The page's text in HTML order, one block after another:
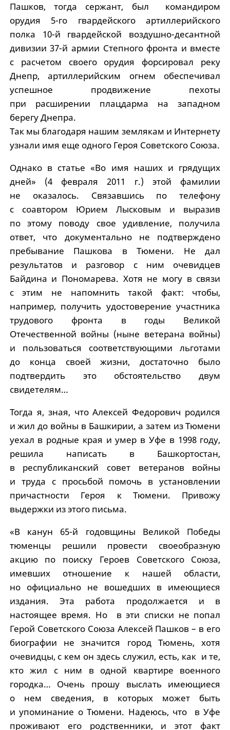
Пашков, тогда сержант, был командиром
орудия 5-го гвардейского артиллерийского
полка 10-й гвардейской воздушно-десантной
дивизии 37-й армии Степного фронта и вместе
с расчетом своего орудия форсировал реку
Днепр, артиллерийским огнем обеспечивал
успешное продвижение пехоты
при расширении плацдарма на западном
берегу Днепра.
Так мы благодаря нашим землякам и Интернету
узнали имя еще одного Героя Советского Союза.
Однако в статье «Во имя наших и грядущих
дней» (4 февраля 2011 г.) этой фамилии
не оказалось. Связавшись по телефону
с соавтором Юрием Лысковым и выразив
по этому поводу свое удивление, получила
ответ, что документально не подтверждено
пребывание Пашкова в Тюмени. Не дал
результатов и разговор с ним очевидцев
Байдина и Пономарева. Хотя не могу в связи
с этим не напомнить такой факт: чтобы,
например, получить удостоверение участника
трудового фронта в годы Великой
Отечественной войны (ныне ветерана войны)
и пользоваться соответствующими льготами
до конца своей жизни, достаточно было
подтвердить это обстоятельство двум
свидетелям…
Тогда я, зная, что Алексей Федорович родился
и жил до войны в Башкирии, а затем из Тюмени
уехал в родные края и умер в Уфе в 1998 году,
решила написать в Башкортостан,
в республиканский совет ветеранов войны
и труда с просьбой помочь в установлении
причастности Героя к Тюмени. Привожу
выдержки из этого письма.
«В канун 65-й годовщины Великой Победы
тюменцы решили провести своеобразную
акцию по поиску Героев Советского Союза,
имевших отношение к нашей области,
но официально не вошедших в имеющиеся
издания. Эта работа продолжается и в
настоящее время. Но в эти списки не попал
Герой Советского Союза Алексей Пашков – в его
биографии не значится город Тюмень, хотя
очевидцы, с кем он здесь служил, есть, как и те,
кто жил с ним в одной квартире военного
городка… Очень прошу выслать имеющиеся
о нем сведения, в которых может быть
и упоминание о Тюмени. Надеюсь, что в Уфе
проживают его родственники, и этот факт